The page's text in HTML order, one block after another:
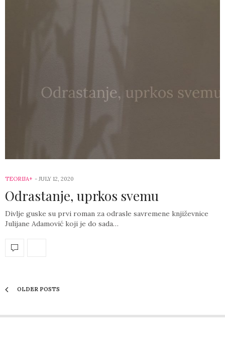
TEORIJA+ - JULY 12, 2020
Odrastanje, uprkos svemu
Divlje guske su prvi roman za odrasle savremene književnice
Julijane Adamović koji je do sada…
OLDER POSTS